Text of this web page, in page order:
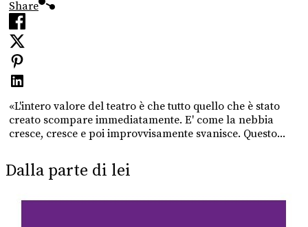
Share
«L'intero valore del teatro è che tutto quello che è stato
creato scompare immediatamente. E' come la nebbia
cresce, cresce e poi improvvisamente svanisce. Questo...
Dalla parte di lei